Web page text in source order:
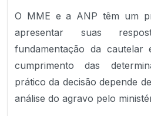
O MME e a ANP têm um
apresentar suas
fundamentação da
cumprimento das
prático da decisão depende
análise do agravo pelo